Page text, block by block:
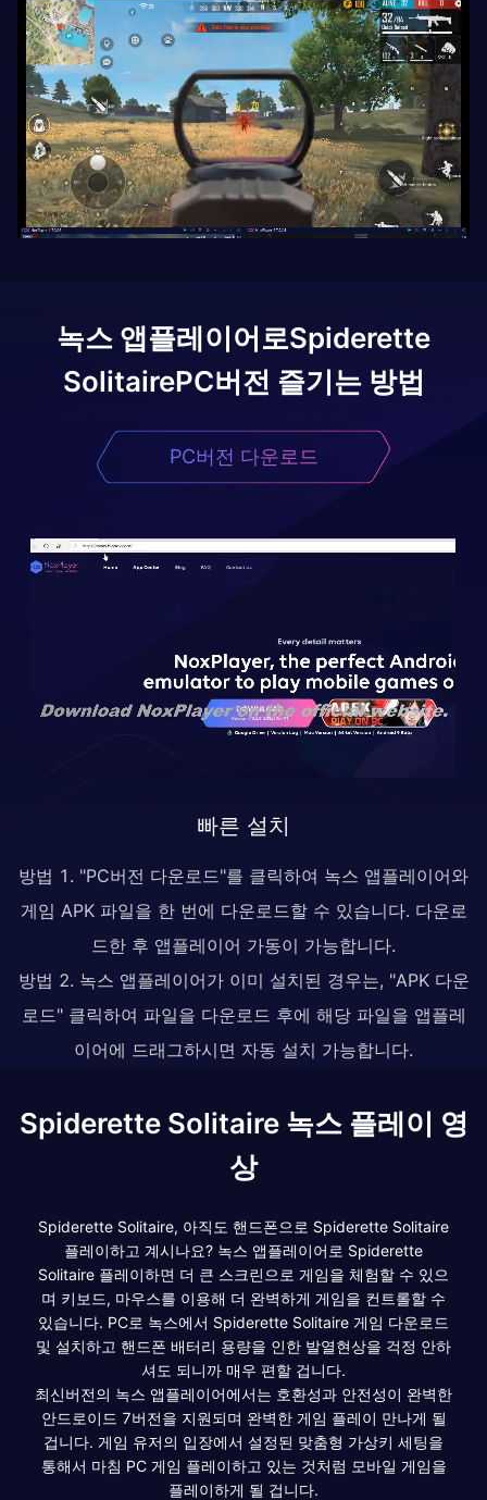
녹스 앱플레이어로Spiderette
SolitairePC버전 즐기는 방법
PC버전 다운로드
빠른 설치
방법 1. "PC버전 다운로드"를 클릭하여 녹스 앱플레이어와
게임 APK 파일을 한 번에 다운로드할 수 있습니다. 다운로
드한 후 앱플레이어 가동이 가능합니다.
방법 2. 녹스 앱플레이어가 이미 설치된 경우는, "APK 다운
로드" 클릭하여 파일을 다운로드 후에 해당 파일을 앱플레
이어에 드래그하시면 자동 설치 가능합니다.
Spiderette Solitaire 녹스 플레이 영
상
Spiderette Solitaire, 아직도 핸드폰으로 Spiderette Solitaire
플레이하고 계시나요? 녹스 앱플레이어로 Spiderette
Solitaire 플레이하면 더 큰 스크린으로 게임을 체험할 수 있으
며 키보드, 마우스를 이용해 더 완벽하게 게임을 컨트롤할 수
있습니다. PC로 녹스에서 Spiderette Solitaire 게임 다운로드
및 설치하고 핸드폰 배터리 용량을 인한 발열현상을 걱정 안하
셔도 되니까 매우 편할 겁니다.
최신버전의 녹스 앱플레이어에서는 호환성과 안전성이 완벽한
안드로이드 7버전을 지원되며 완벽한 게임 플레이 만나게 될
겁니다. 게임 유저의 입장에서 설정된 맞춤형 가상키 세팅을
통해서 마침 PC 게임 플레이하고 있는 것처럼 모바일 게임을
플레이하게 될 겁니다.